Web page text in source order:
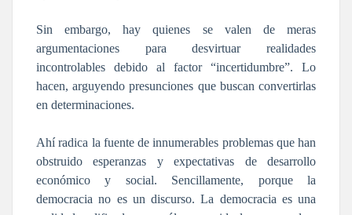
Sin embargo, hay quienes se valen de meras
argumentaciones para desvirtuar realidades
incontrolables debido al factor “incertidumbre”. Lo
hacen, arguyendo presunciones que buscan convertirlas
en determinaciones.
Ahí radica la fuente de innumerables problemas que han
obstruido esperanzas y expectativas de desarrollo
económico y social. Sencillamente, porque la
democracia no es un discurso. La democracia es una